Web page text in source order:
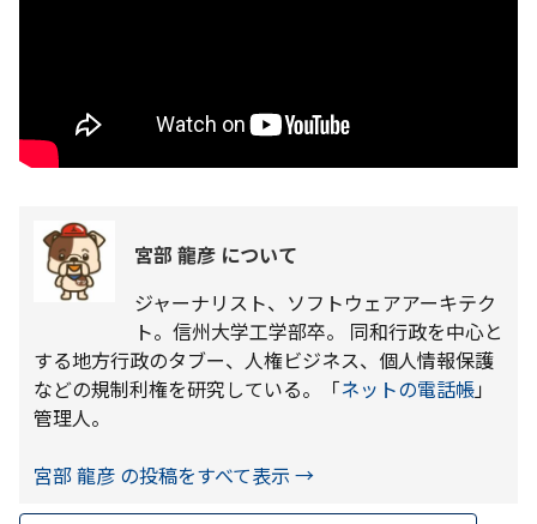
宮部 龍彦 について
ジャーナリスト、ソフトウェアアーキテク
ト。信州大学工学部卒。 同和行政を中心と
する地方行政のタブー、人権ビジネス、個人情報保護
などの規制利権を研究している。「ネットの電話帳」
管理人。
宮部 龍彦 の投稿をすべて表示 →